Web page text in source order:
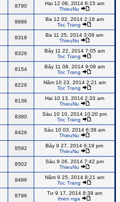
8790
Hai 12 08, 2014 8:15 am
ThieuNu
8686
Ba 12 02, 2014 2:18 am
Toc Trang
8318
Ba 11 25, 2014 3:09 am
ThieuNu
8326
Bảy 11 22, 2014 7:05 am
Toc Trang
8154
Bảy 11 08, 2014 9:08 am
Toc Trang
8226
Năm 10 23, 2014 2:21 am
Toc Trang
8136
Hai 10 13, 2014 2:33 am
ThieuNu
8380
Sáu 10 10, 2014 10:20 pm
Toc Trang
8426
Sáu 10 03, 2014 6:38 am
ThieuNu
8592
Bảy 9 27, 2014 6:19 pm
ThieuNu
8502
Sáu 9 26, 2014 7:42 pm
ThieuNu
8486
Năm 9 25, 2014 8:21 am
Toc Trang
8796
Tư 9 17, 2014 8:39 am
thien nga